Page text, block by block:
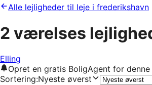
Alle lejligheder til leje i frederikshavn
2 værelses
Elling
Opret en gratis BoligAgent for
Sortering:Nyeste øverst